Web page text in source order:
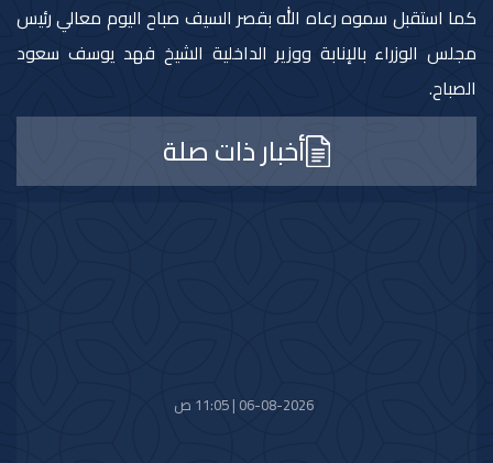
كما استقبل سموه رعاه الله بقصر السيف صباح اليوم معالي رئيس
مجلس الوزراء بالإنابة ووزير الداخلية الشيخ فهد يوسف سعود
الصباح.
أخبار ذات صلة
06-08-2026 | 11:05 ص